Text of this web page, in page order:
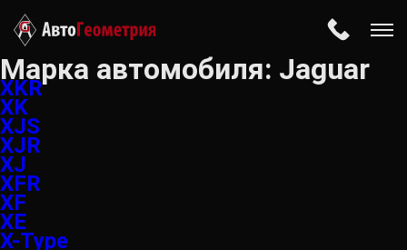
Марка автомобиля: Jaguar
XKR
XK
XJS
XJR
XJ
XFR
XF
XE
X-Type